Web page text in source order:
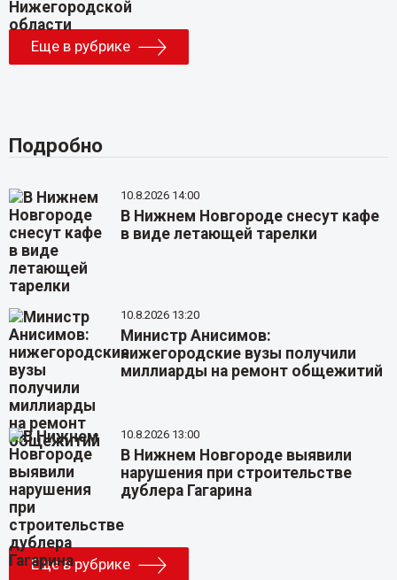
Еще в рубрике
Подробно
10.8.2026 14:00
В Нижнем Новгороде снесут кафе
в виде летающей тарелки
10.8.2026 13:20
Министр Анисимов:
нижегородские вузы получили
миллиарды на ремонт общежитий
10.8.2026 13:00
В Нижнем Новгороде выявили
нарушения при строительстве
дублера Гагарина
Еще в рубрике